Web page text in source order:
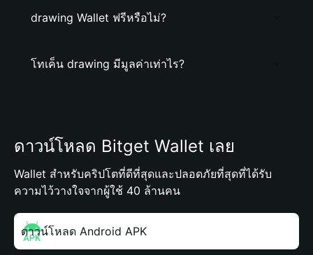
drawing Wallet ฟรีหรือไม่?
โทเค็น drawing มีมูลค่าเท่าไร?
ดาวน์โหลด Bitget Wallet เลย
Wallet สำหรับคริปโตที่ดีที่สุดและปลอดภัยที่สุดที่ได้รับ
ความไว้วางใจจากผู้ใช้ 40 ล้านคน
ดาวน์โหลด Android APK